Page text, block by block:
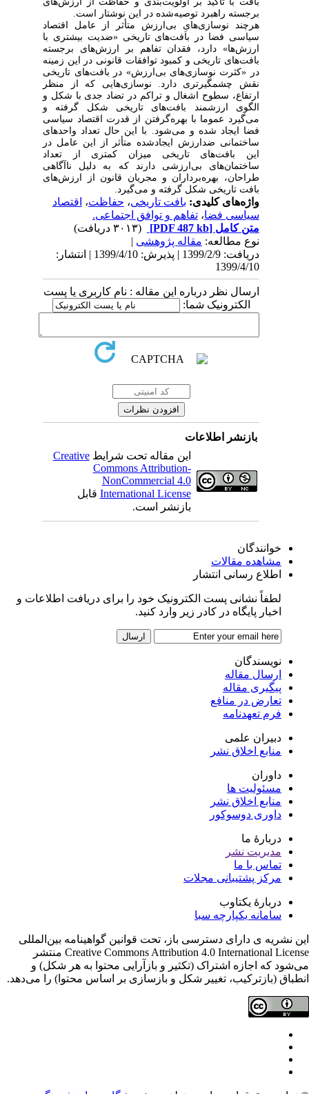
برجسته راهبرد توصیهشده در این نوشتار است.
هرچند نوسازی‌هایِ بی‌ارزش متأثر از عامل اقتصاد
سیاسی فضا در بافت‌های تاریخی «ضدیت بیشتری با
ارزش‌ها» دارد، فقدان تفاهم بر ارزش‌های برجسته
بافت‌های تاریخی و کمبود توافقات قانونی در این زمینه
در «کثرت نوسازی‌های بی‌ارزش» در بافت‌های تاریخی
نقش چشمگیرتری دارد. نوسازی‌هایی که از منظر
ارتفاع، سطوح اشغال و تراکم در تضاد جدی با شکل و
الگوی ارزشمند بافت‌های تاریخی شکل گرفته و
می‌گیرد عموما با بهره‌گرفتن از قدرت اقتصاد سیاسی
فضا ایجاد شده و می‌شود. با این حال تعداد واحدهای
ساختمانی ضدارزش ایجادشده متأثر از این عامل در
این بافت‌های تاریخی میزان کمتری از تعداد
ساختمان‌های بیارزشی دارند که به دلیل ناآگاهی
طراحان، بهره‌برداران و مجریان قانون از ارزش‌های
بافت تاریخی شکل گرفته و می‌گیرد.
واژه‌های کلیدی:بافت تاریخی،حفاظت،اقتصاد
سیاسی فضا،تفاهم و توافق اجتماعی.
متن کامل[PDF 487 kb]
نوع مطالعه:مقاله پژوهشی|
دریافت: 1399/2/9 | پذیرش: 1399/4/10 | انتشار:
1399/4/10
ارسال نظر درباره این مقاله : نام کاربری یا پست
الکترونیک شما:
بازنشر اطلاعات
این مقاله تحت شرایطCreative
Commons Attribution-
NonCommercial 4.0
International Licenseقابل
بازنشر است.
خوانندگان
مشاهده مقالات
اطلاع رسانی انتشار
لطفاً نشانی پست الکترونیک خود را برای دریافت اطلاعات و
اخبار پایگاه در کادر زیر وارد کنید.
نویسندگان
ارسال مقاله
پیگیری مقاله
تعارض در منافع
فرم تعهدنامه
دبیران علمی
منابع اخلاق نشر
داوران
مسئولیت ها
منابع اخلاق نشر
داوری دوسوکور
دربارۀ ما
مدیریت نشر
تماس با ما
مرکز پشتیبانی مجلات
دربارۀ یکتاوب
سامانه یکپارچه سبا
نشریه ی دارای دسترسی باز، تحت قوانین گواهینامه بین‌المللی
Creative Commons Attribution 4.0 International License منتشر
که اجازه اشتراک (تکثیر و بازآرایی محتوا به هر شکل) و
(بازترکیب، تغییر شکل و بازسازی بر اساس محتوا) را می‌دهد.